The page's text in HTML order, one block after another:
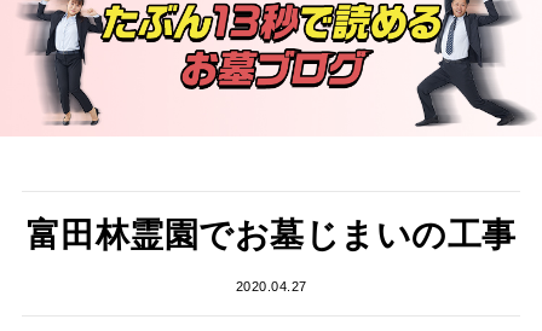
富田林霊園でお墓じまいの工事
2020.04.27